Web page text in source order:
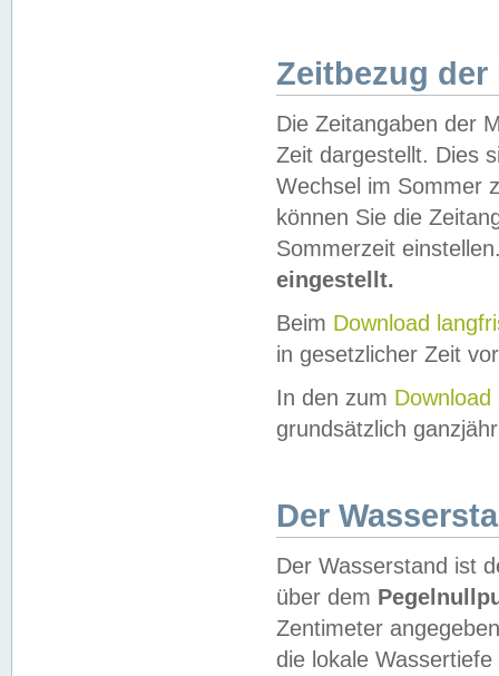
Zeitbezug der
Die Zeitangaben der
Zeit dargestellt. Dies
Wechsel im Sommer
können Sie die
Sommerzeit
eingestellt.
Beim Download
in gesetzlicher Zeit
In den zum Download
grundsätzlich
Der
Der Wasserstand ist
über dem
Zentimeter
die lokale